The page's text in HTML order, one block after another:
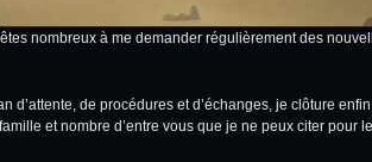
nombreux à me demander régulièrement des
d’attente, de procédures et d’échanges, je clôture
et nombre d’entre vous que je ne peux citer pour